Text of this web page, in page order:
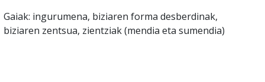
Gaiak: ingurumena, biziaren forma desberdinak,
biziaren zentsua, zientziak (mendia eta sumendia)